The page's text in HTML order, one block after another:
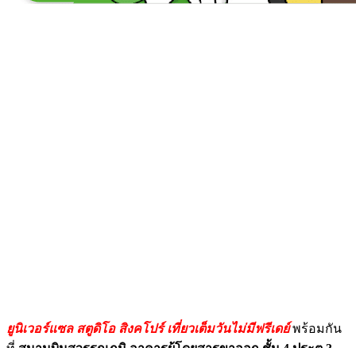
ยูนิเวอร์แซล สตูดิโอ สิงคโปร์ เที่ยวเต็มวันไม่มีฟรีเดย์พร้อมกัน